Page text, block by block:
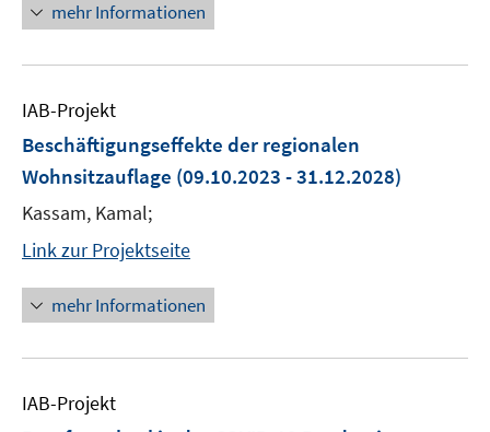
mehr Informationen
IAB-Projekt
Beschäftigungseffekte der regionalen
Wohnsitzauflage (09.10.2023 - 31.12.2028)
Kassam, Kamal;
Link zur Projektseite
mehr Informationen
IAB-Projekt